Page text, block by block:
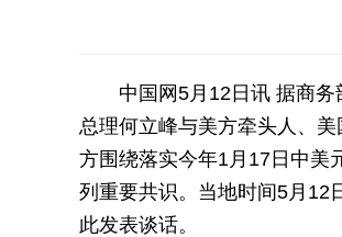
中国网5月12日讯 据商务
总理何立峰与美方牵头人、
方围绕落实今年1月17日中美
列重要共识。当地时间5月12
此发表谈话。